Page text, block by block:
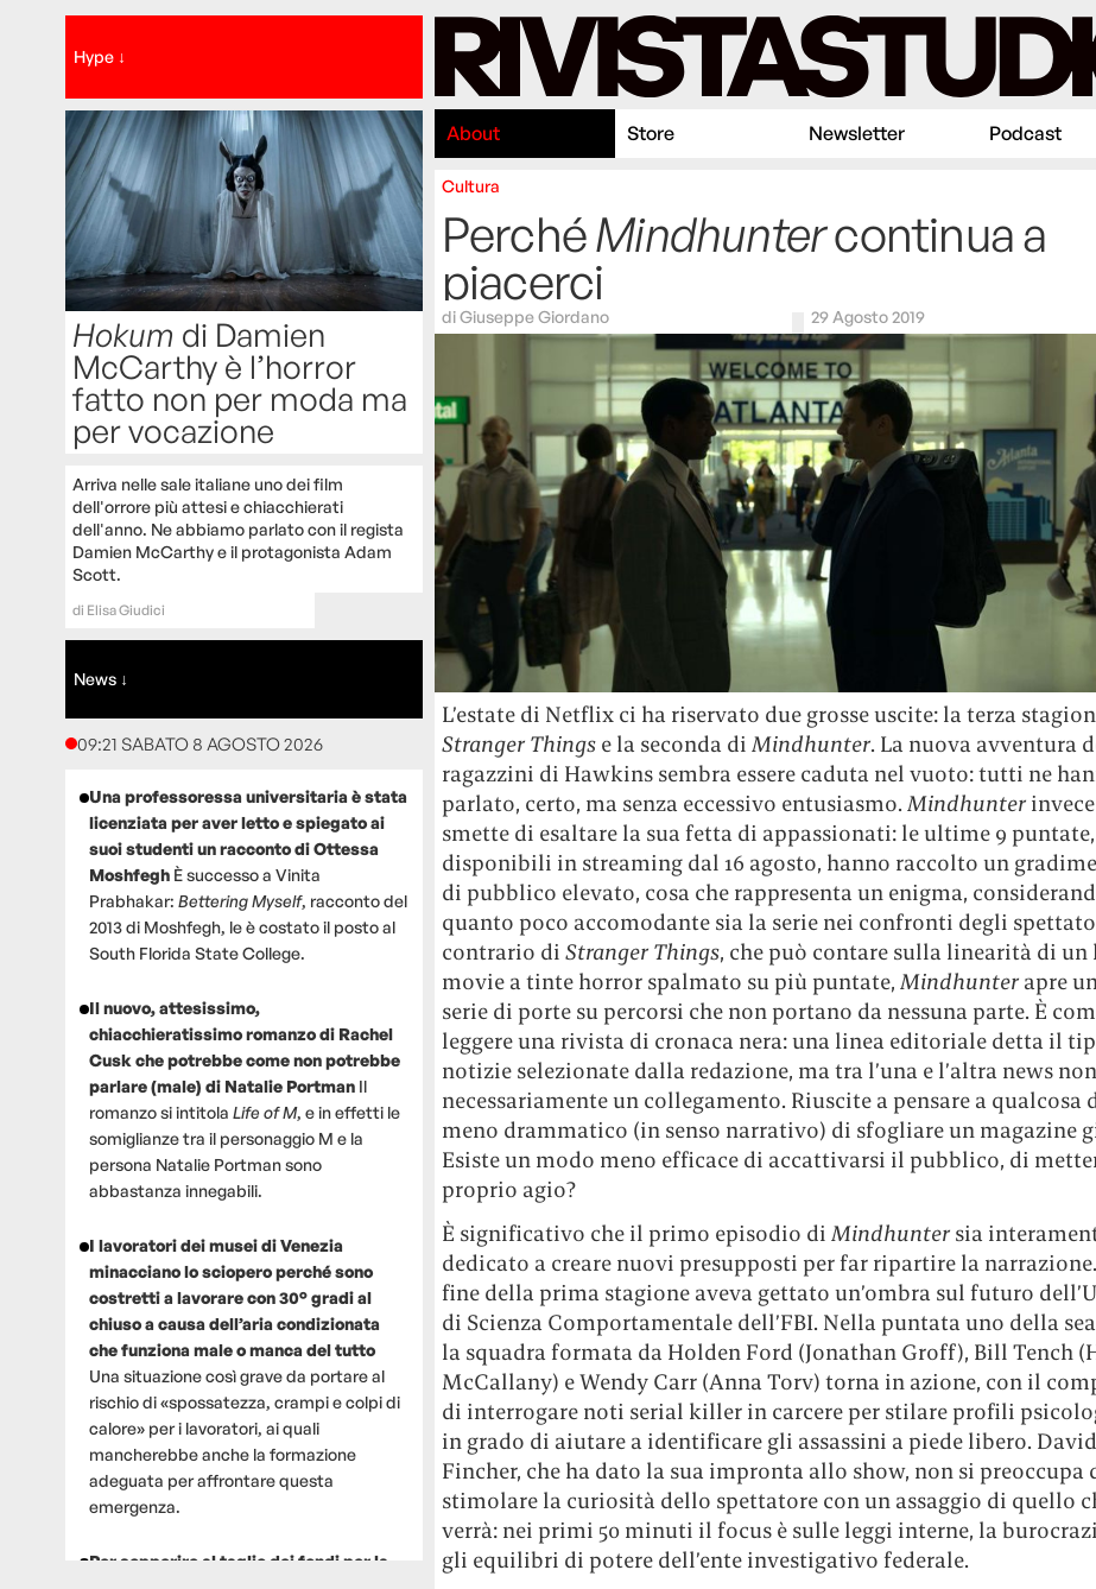
Hype ↓
Hokum di Damien
McCarthy è l’horror
fatto non per moda ma
per vocazione
Arriva nelle sale italiane uno dei film
dell'orrore più attesi e chiacchierati
dell'anno. Ne abbiamo parlato con il regista
Damien McCarthy e il protagonista Adam
Scott.
di Elisa Giudici
News ↓
09:21 SABATO 8 AGOSTO 2026
Una professoressa universitaria è stata
licenziata per aver letto e spiegato ai
suoi studenti un racconto di Ottessa
Moshfegh È successo a Vinita
Prabhakar: Bettering Myself, racconto del
2013 di Moshfegh, le è costato il posto al
South Florida State College.
Il nuovo, attesissimo,
chiacchieratissimo romanzo di Rachel
Cusk che potrebbe come non potrebbe
parlare (male) di Natalie Portman Il
romanzo si intitola Life of M, e in effetti le
somiglianze tra il personaggio M e la
persona Natalie Portman sono
abbastanza innegabili.
I lavoratori dei musei di Venezia
minacciano lo sciopero perché sono
costretti a lavorare con 30° gradi al
chiuso a causa dell’aria condizionata
che funziona male o manca del tutto
Una situazione così grave da portare al
rischio di «spossatezza, crampi e colpi di
calore» per i lavoratori, ai quali
mancherebbe anche la formazione
adeguata per affrontare questa
emergenza.
Per sopperire al taglio dei fondi per la
About Store Newsletter Podcast
Cultura
PerchéMindhuntercontinua a
piacerci
diGiuseppe Giordano 29 Agosto 2019
L’estate di Netflix ci ha riservato due grosse uscite: la terza
Stranger Thingse la seconda di Mindhunter. La nuova avventura
ragazzini di Hawkins sembra essere caduta nel vuoto: tutti ne
parlato, certo, ma senza eccessivo entusiasmo. Mindhunter
smette di esaltare la sua fetta di appassionati: le ultime 9 puntate,
disponibili in streaming dal 16 agosto, hanno raccolto un
di pubblico elevato, cosa che rappresenta un enigma,
quanto poco accomodante sia la serie nei confronti degli
contrario di Stranger Things, che può contare sulla linearità di un
movie a tinte horror spalmato su più puntate, Mindhunter apre
serie di porte su percorsi che non portano da nessuna parte. È
leggere una rivista di cronaca nera: una linea editoriale detta il
notizie selezionate dalla redazione, ma tra l’una e l’altra news non
necessariamente un collegamento. Riuscite a pensare a qualcosa
meno drammatico (in senso narrativo) di sfogliare un magazine
Esiste un modo meno efficace di accattivarsi il pubblico, di
proprio agio?
È significativo che il primo episodio di Mindhunter sia
dedicato a creare nuovi presupposti per far ripartire la
fine della prima stagione aveva gettato un’ombra sul futuro
di Scienza Comportamentale dell’FBI. Nella puntata uno della
la squadra formata da Holden Ford (Jonathan Groff), Bill Tench
McCallany) e Wendy Carr (Anna Torv) torna in azione, con il
di interrogare noti serial killer in carcere per stilare profili
in grado di aiutare a identificare gli assassini a piede libero. David
Fincher, che ha dato la sua impronta allo show, non si preoccupa
stimolare la curiosità dello spettatore con un assaggio di quello
verrà: nei primi 50 minuti il focus è sulle leggi interne, la
gli equilibri di potere dell’ente investigativo federale.